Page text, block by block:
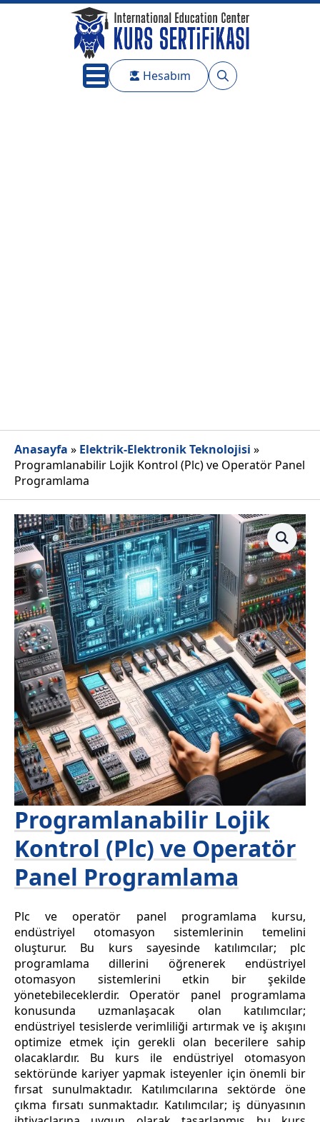
Hesabım
Anasayfa » Elektrik-Elektronik Teknolojisi »
Programlanabilir Lojik Kontrol (Plc) ve Operatör Panel
Programlama
Programlanabilir Lojik
Kontrol (Plc) ve Operatör
Panel Programlama
Plc ve operatör panel programlama kursu,
endüstriyel otomasyon sistemlerinin temelini
oluşturur. Bu kurs sayesinde katılımcılar; plc
programlama dillerini öğrenerek endüstriyel
otomasyon sistemlerini etkin bir şekilde
yönetebileceklerdir. Operatör panel programlama
konusunda uzmanlaşacak olan katılımcılar;
endüstriyel tesislerde verimliliği artırmak ve iş akışını
optimize etmek için gerekli olan becerilere sahip
olacaklardır. Bu kurs ile endüstriyel otomasyon
sektöründe kariyer yapmak isteyenler için önemli bir
fırsat sunulmaktadır. Katılımcılarına sektörde öne
çıkma fırsatı sunmaktadır. Katılımcılar; iş dünyasının